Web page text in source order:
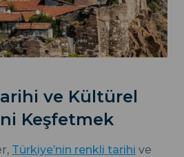
ve Kültürel
Keşfetmek
Türkiye’nin renkli tarihi ve